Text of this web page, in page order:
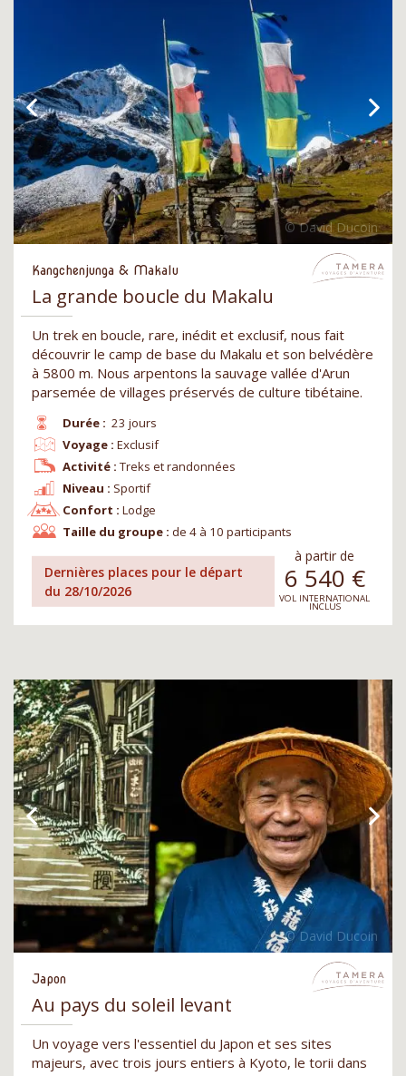
Kangchenjunga & Makalu
La grande boucle du Makalu
Un trek en boucle, rare, inédit et exclusif, nous fait
découvrir le camp de base du Makalu et son belvédère
à 5800 m. Nous arpentons la sauvage vallée d'Arun
parsemée de villages préservés de culture tibétaine.
Durée : 23 jours
Niveau : Sportif
Voyage : Exclusif
Confort : Lodge
Activité : Treks et randonnées
Taille du groupe : de 4 à 10 participants
Dernières places pour le départ
du 28/10/2026
à partir de
6 540 €
VOL INTERNATIONAL
INCLUS
Japon
Au pays du soleil levant
Un voyage vers l'essentiel du Japon et ses sites
majeurs, avec trois jours entiers à Kyoto, le torii dans